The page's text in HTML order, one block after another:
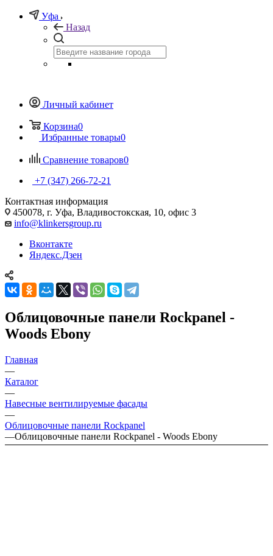
Уфа
Назад
Личный кабинет
Корзина0
Избранные товары0
Сравнение товаров0
+7 (347) 266-72-21
Контактная информация
450078, г. Уфа, Владивостокская, 10, офис 3
info@klinkersgroup.ru
Вконтакте
Яндекс.Дзен
Облицовочные панели Rockpanel -
Woods Ebony
Главная
—
Каталог
—
Навесные вентилируемые фасады
—
Облицовочные панели Rockpanel
—Облицовочные панели Rockpanel - Woods Ebony